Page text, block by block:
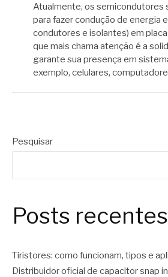
Atualmente, os semicondutores
para fazer condução de energia
condutores e isolantes) em
que mais chama atenção é a
garante sua presença em
exemplo, celulares,
Pesquisar
Posts recentes
Tiristores: como funcionam, tipos e
Distribuidor oficial de capacitor snap